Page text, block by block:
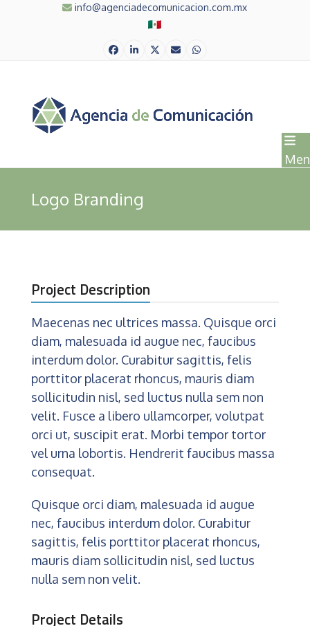
info@agenciadecomunicacion.com.mx
Facebook
LinkedInTwitterCorreoWhatsapp
Logo Branding
Project Description
Maecenas nec ultrices massa. Quisque orci
diam, malesuada id augue nec, faucibus
interdum dolor. Curabitur sagittis, felis
porttitor placerat rhoncus, mauris diam
sollicitudin nisl, sed luctus nulla sem non
velit. Fusce a libero ullamcorper, volutpat
orci ut, suscipit erat. Morbi tempor tortor
vel urna lobortis. Hendrerit faucibus massa
consequat.
Quisque orci diam, malesuada id augue
nec, faucibus interdum dolor. Curabitur
sagittis, felis porttitor placerat rhoncus,
mauris diam sollicitudin nisl, sed luctus
nulla sem non velit.
Project Details